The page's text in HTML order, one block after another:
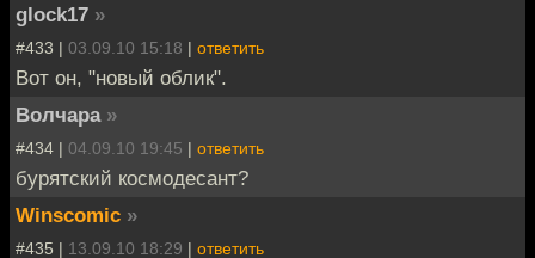
glock17 »
#433 | 03.09.10 15:18 | ответить
Вот он, "новый облик".
Волчара »
#434 | 04.09.10 19:45 | ответить
бурятский космодесант?
Winscomic »
#435 | 13.09.10 18:29 | ответить